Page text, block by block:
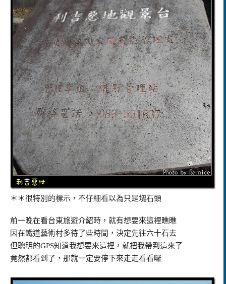
＊＊很特別的標示，不仔細看以為只是塊石頭
前一晚在看台東旅遊介紹時，就有想要來這裡瞧瞧
因在鐵道藝術村多待了些時間，決定先往六十石去
但聰明的GPS知道我想要來這裡，就把我帶到這來了
竟然都看到了，那就一定要停下來走走看看囉